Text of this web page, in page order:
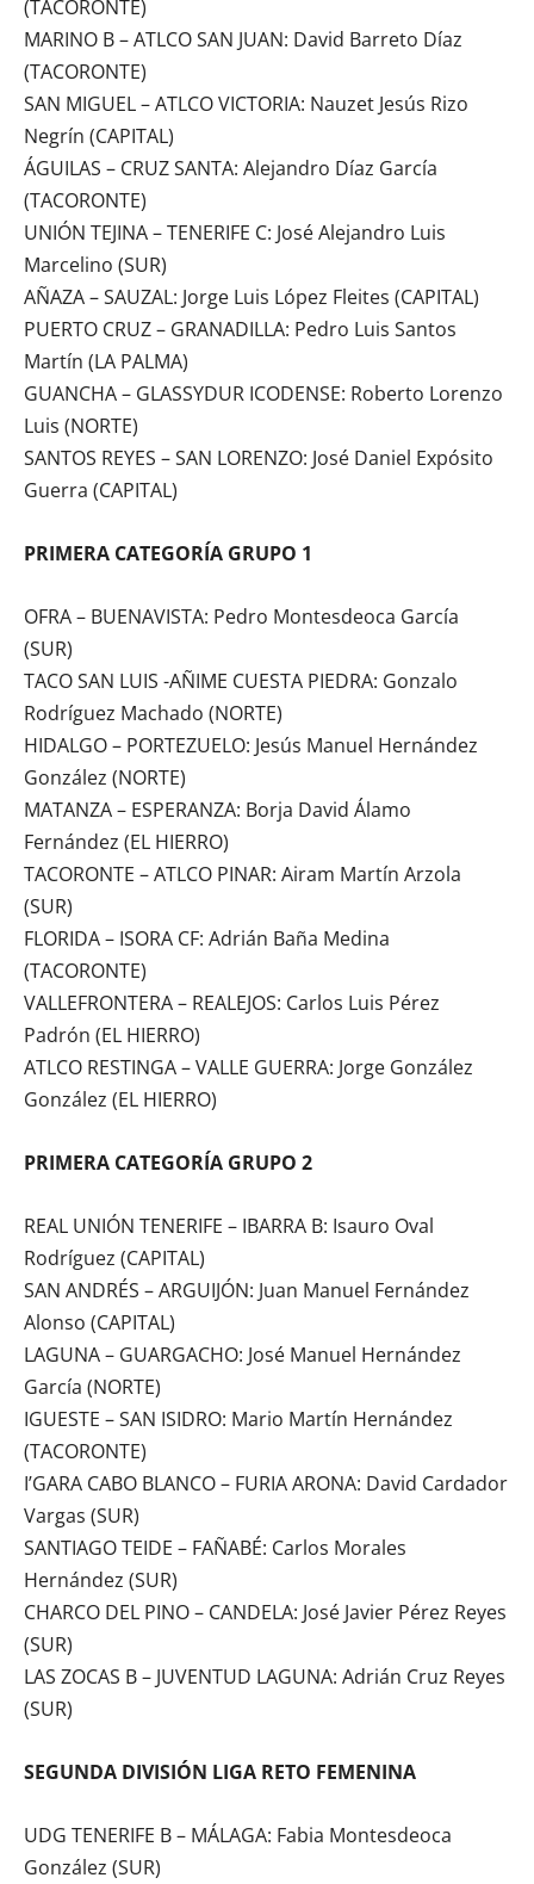
(TACORONTE)
MARINO B – ATLCO SAN JUAN: David Barreto Díaz
(TACORONTE)
SAN MIGUEL – ATLCO VICTORIA: Nauzet Jesús Rizo
Negrín (CAPITAL)
ÁGUILAS – CRUZ SANTA: Alejandro Díaz García
(TACORONTE)
UNIÓN TEJINA – TENERIFE C: José Alejandro Luis
Marcelino (SUR)
AÑAZA – SAUZAL: Jorge Luis López Fleites (CAPITAL)
PUERTO CRUZ – GRANADILLA: Pedro Luis Santos
Martín (LA PALMA)
GUANCHA – GLASSYDUR ICODENSE: Roberto Lorenzo
Luis (NORTE)
SANTOS REYES – SAN LORENZO: José Daniel Expósito
Guerra (CAPITAL)
PRIMERA CATEGORÍA GRUPO 1
OFRA – BUENAVISTA: Pedro Montesdeoca García
(SUR)
TACO SAN LUIS -AÑIME CUESTA PIEDRA: Gonzalo
Rodríguez Machado (NORTE)
HIDALGO – PORTEZUELO: Jesús Manuel Hernández
González (NORTE)
MATANZA – ESPERANZA: Borja David Álamo
Fernández (EL HIERRO)
TACORONTE – ATLCO PINAR: Airam Martín Arzola
(SUR)
FLORIDA – ISORA CF: Adrián Baña Medina
(TACORONTE)
VALLEFRONTERA – REALEJOS: Carlos Luis Pérez
Padrón (EL HIERRO)
ATLCO RESTINGA – VALLE GUERRA: Jorge González
González (EL HIERRO)
PRIMERA CATEGORÍA GRUPO 2
REAL UNIÓN TENERIFE – IBARRA B: Isauro Oval
Rodríguez (CAPITAL)
SAN ANDRÉS – ARGUIJÓN: Juan Manuel Fernández
Alonso (CAPITAL)
LAGUNA – GUARGACHO: José Manuel Hernández
García (NORTE)
IGUESTE – SAN ISIDRO: Mario Martín Hernández
(TACORONTE)
I’GARA CABO BLANCO – FURIA ARONA: David Cardador
Vargas (SUR)
SANTIAGO TEIDE – FAÑABÉ: Carlos Morales
Hernández (SUR)
CHARCO DEL PINO – CANDELA: José Javier Pérez Reyes
(SUR)
LAS ZOCAS B – JUVENTUD LAGUNA: Adrián Cruz Reyes
(SUR)
SEGUNDA DIVISIÓN LIGA RETO FEMENINA
UDG TENERIFE B – MÁLAGA: Fabia Montesdeoca
González (SUR)